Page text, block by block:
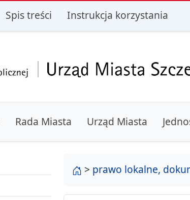
przejdź do treści
Spis treści Instrukcja korzystania
Rada Miasta Urząd Miasta
strona główna
> prawo lokalne,